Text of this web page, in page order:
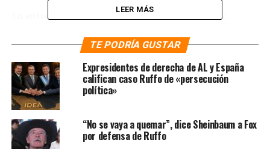
En entrevista con Ciro Gómez Leyva, Vicente Fox,
parte del candidato de Juntos Haremos Historia
(Morena, PT, PES), de que confabuló en su contra
durante su mandato presidencial, son «patrañas» de
«lopitos» quien, aseguró, busca protegerse «haciendo
acusaciones por todas partes y diciendo mentiras».
LEER MÁS
TE PODRÍA GUSTAR
Expresidentes de derecha de AL y España
califican caso Ruffo de «persecución
política»
“No se vaya a quemar”, dice Sheinbaum a Fox
por defensa de Ruffo